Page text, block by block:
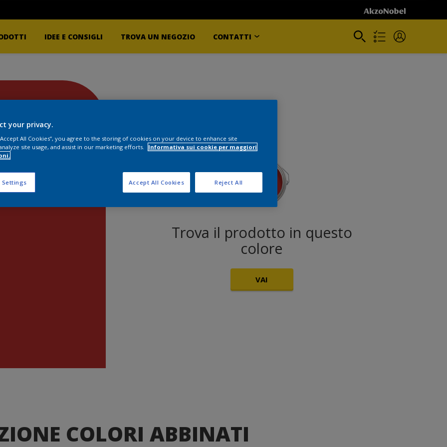
IDEE E CONSIGLI TROVA UN NEGOZIO CONTATTI
Trova il prodotto in questo
colore
VAI
COLORI ABBINATI
your privacy.
All Cookies”, you agree to the storing of cookies on your device to enhance site
site usage, and assist in our marketing efforts.
Informativa sui cookie per maggiori
Settings Reject All
Accept All Cookies